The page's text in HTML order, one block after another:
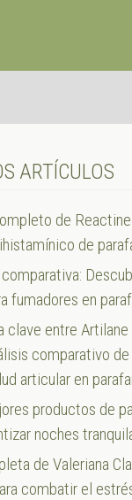
ARTÍCULOS
de
de
fumadores en
clave entre
comparativo
articular en
productos de
noches
de Valeriana
combatir el